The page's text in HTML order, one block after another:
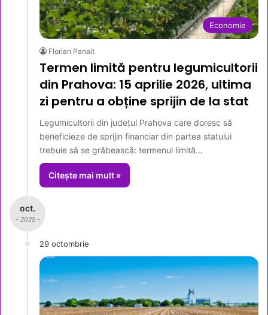
Economie
Florian Panait
Termen limită pentru legumicultorii
din Prahova: 15 aprilie 2026, ultima
zi pentru a obține sprijin de la stat
Legumicultorii din județul Prahova care doresc să
beneficieze de sprijin financiar din partea statului
trebuie să se grăbească: termenul limită…
Citește mai mult »
oct.
- 2025 -
29 octombrie